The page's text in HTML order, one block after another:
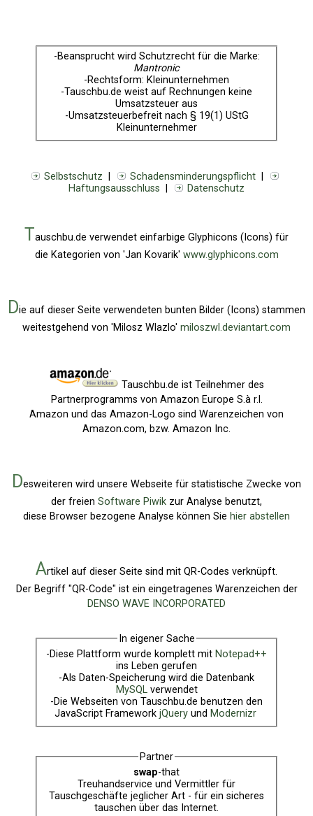
-Beansprucht wird Schutzrecht für die Marke:
Mantronic
-Rechtsform: Kleinunternehmen
-Tauschbu.de weist auf Rechnungen keine
Umsatzsteuer aus
-Umsatzsteuerbefreit nach § 19(1) UStG
Kleinunternehmer
Selbstschutz Schadensminderungspflicht
Haftungsausschluss
Datenschutz
Tauschbu.de verwendet einfarbige Glyphicons (Icons) für
die Kategorien von 'Jan Kovarik' www.glyphicons.com
Die auf dieser Seite verwendeten bunten Bilder (Icons) stammen
weitestgehend von 'Milosz Wlazlo' miloszwl.deviantart.com
Tauschbu.de ist Teilnehmer des
Partnerprogramms von Amazon Europe S.à r.l.
Amazon und das Amazon-Logo sind Warenzeichen von
Amazon.com, bzw. Amazon Inc.
Desweiteren wird unsere Webseite für statistische Zwecke von
der freien Software Piwik zur Analyse benutzt,
diese Browser bezogene Analyse können Sie hier abstellen
Artikel auf dieser Seite sind mit QR-Codes verknüpft.
Der Begriff "QR-Code" ist ein eingetragenes Warenzeichen der
DENSO WAVE INCORPORATED
In eigener Sache
-Diese Plattform wurde komplett mit Notepad++
ins Leben gerufen
-Als Daten-Speicherung wird die Datenbank
MySQLverwendet
-Die Webseiten von Tauschbu.de benutzen den
JavaScript Framework jQueryund Modernizr
Partner
swap-that
Treuhandservice und Vermittler für
Tauschgeschäfte jeglicher Art - für ein sicheres
tauschen über das Internet.